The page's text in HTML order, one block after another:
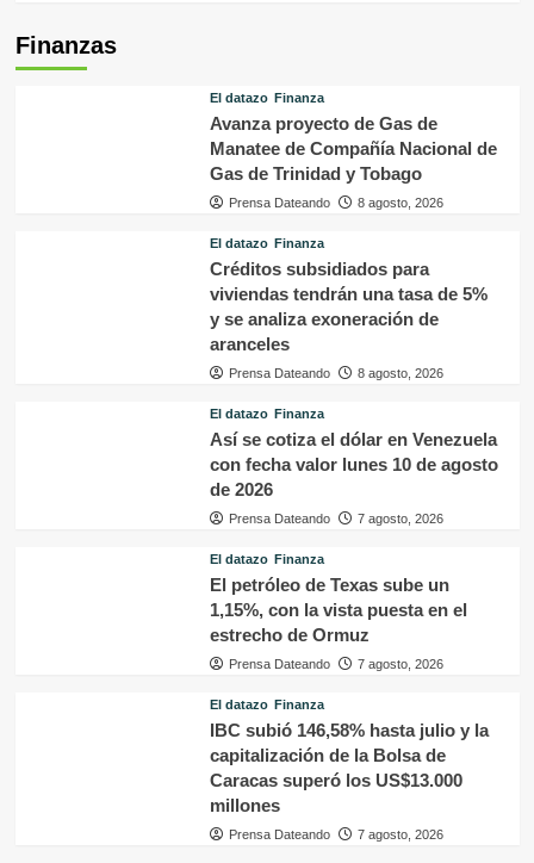
Finanzas
El datazo Finanza
Avanza proyecto de Gas de
Manatee de Compañía Nacional de
Gas de Trinidad y Tobago
Prensa Dateando 8 agosto, 2026
El datazo Finanza
Créditos subsidiados para
viviendas tendrán una tasa de 5%
y se analiza exoneración de
aranceles
Prensa Dateando 8 agosto, 2026
El datazo Finanza
Así se cotiza el dólar en Venezuela
con fecha valor lunes 10 de agosto
de 2026
Prensa Dateando 7 agosto, 2026
El datazo Finanza
El petróleo de Texas sube un
1,15%, con la vista puesta en el
estrecho de Ormuz
Prensa Dateando 7 agosto, 2026
El datazo Finanza
IBC subió 146,58% hasta julio y la
capitalización de la Bolsa de
Caracas superó los US$13.000
millones
Prensa Dateando 7 agosto, 2026